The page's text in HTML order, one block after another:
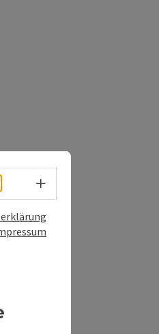
Sprachwahl - Menü